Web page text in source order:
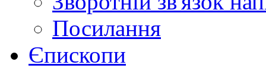
Посилання
Єпископи